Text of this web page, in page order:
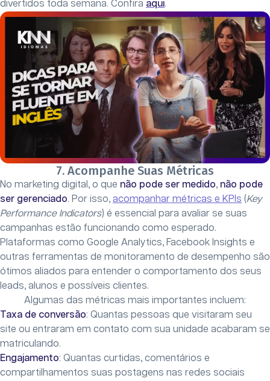
divertidos toda semana. Confira aqui.
7. Acompanhe Suas Métricas
No marketing digital, o que não pode ser medido, não pode
ser gerenciado. Por isso, acompanhar métricas e KPIs (Key
Performance Indicators) é essencial para avaliar se suas
campanhas estão funcionando como esperado.
Plataformas como Google Analytics, Facebook Insights e
outras ferramentas de monitoramento de desempenho são
ótimos aliados para entender o comportamento dos seus
leads, alunos e possíveis clientes.
Algumas das métricas mais importantes incluem:
Taxa de conversão: Quantas pessoas que visitaram seu
site ou entraram em contato com sua unidade acabaram se
matriculando.
Engajamento: Quantas curtidas, comentários e
compartilhamentos suas postagens nas redes sociais